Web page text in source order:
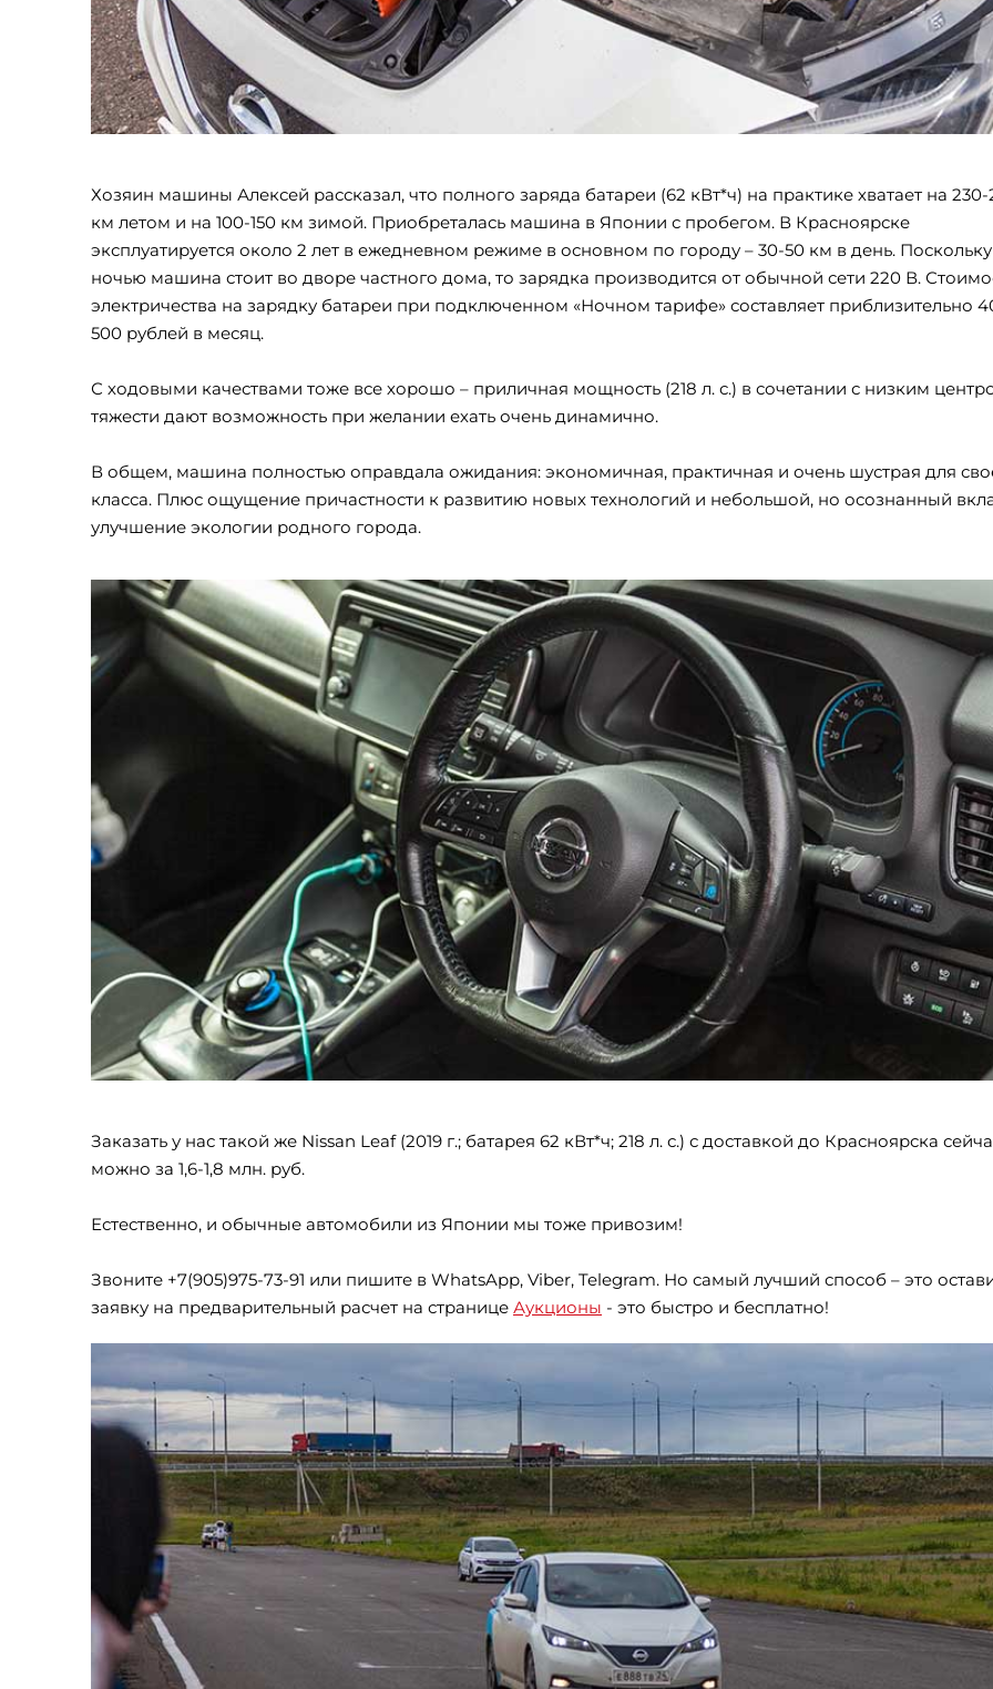
Хозяин машины Алексей рассказал, что полного заряда батареи (62 кВт*ч) на практике хватает на 230-
км летом и на 100-150 км зимой. Приобреталась машина в Японии с пробегом. В Красноярске
эксплуатируется около 2 лет в ежедневном режиме в основном по городу – 30-50 км в день. Поскольку
ночью машина стоит во дворе частного дома, то зарядка производится от обычной сети 220 В.
электричества на зарядку батареи при подключенном «Ночном тарифе» составляет приблизительно
500 рублей в месяц.
С ходовыми качествами тоже все хорошо – приличная мощность (218 л. с.) в сочетании с низким
тяжести дают возможность при желании ехать очень динамично.
В общем, машина полностью оправдала ожидания: экономичная, практичная и очень шустрая для
класса. Плюс ощущение причастности к развитию новых технологий и небольшой, но осознанный
улучшение экологии родного города.
Заказать у нас такой же Nissan Leaf (2019 г.; батарея 62 кВт*ч; 218 л. с.) с доставкой до Красноярска
можно за 1,6-1,8 млн. руб.
Естественно, и обычные автомобили из Японии мы тоже привозим!
Звоните +7(905)975-73-91 или пишите в WhatsApp, Viber, Telegram. Но самый лучший способ – это
заявку на предварительный расчет на странице Аукционы - это быстро и бесплатно!